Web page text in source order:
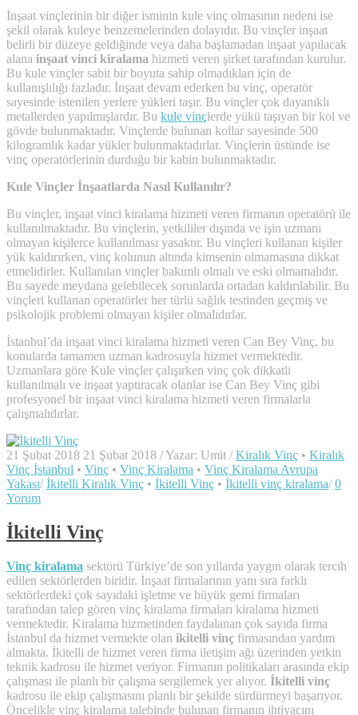
İnşaat vinçlerinin bir diğer isminin kule vinç olmasının nedeni ise
şekil olarak kuleye benzemelerinden dolayıdır. Bu vinçler inşaat
belirli bir düzeye geldiğinde veya daha başlamadan inşaat yapılacak
alana inşaat vinci kiralama hizmeti veren şirket tarafından kurulur.
Bu kule vinçler sabit bir boyuta sahip olmadıkları için de
kullanışlılığı fazladır. İnşaat devam ederken bu vinç, operatör
sayesinde istenilen yerlere yükleri taşır. Bu vinçler çok dayanıklı
metallerden yapılmışlardır. Bu kule vinçlerde yükü taşıyan bir kol ve
gövde bulunmaktadır. Vinçlerde bulunan kollar sayesinde 500
kilogramlık kadar yükler bulunmaktadırlar. Vinçlerin üstünde ise
vinç operatörlerinin durduğu bir kabin bulunmaktadır.
Kule Vinçler İnşaatlarda Nasıl Kullanılır?
Bu vinçler, inşaat vinci kiralama hizmeti veren firmanın operatörü ile
kullanılmaktadır. Bu vinçlerin, yetkililer dışında ve işin uzmanı
olmayan kişilerce kullanılması yasaktır. Bu vinçleri kullanan kişiler
yük kaldırırken, vinç kolunun altında kimsenin olmamasına dikkat
etmelidirler. Kullanılan vinçler bakımlı olmalı ve eski olmamalıdır.
Bu sayede meydana gelebilecek sorunlarda ortadan kaldırılabilir. Bu
vinçleri kullanan operatörler her türlü sağlık testinden geçmiş ve
psikolojik problemi olmayan kişiler olmalıdırlar.
İstanbul’da inşaat vinci kiralama hizmeti veren Can Bey Vinç, bu
konularda tamamen uzman kadrosuyla hizmet vermektedir.
Uzmanlara göre Kule vinçler çalışırken vinç çok dikkatli
kullanılmalı ve inşaat yaptıracak olanlar ise Can Bey Vinç gibi
profesyonel bir inşaat vinci kiralama hizmeti veren firmalarla
çalışmalıdırlar.
21 Şubat 2018 21 Şubat 2018 /Yazar: Umit / Kiralık Vinç • Kiralık
Vinç İstanbul • Vinç • Vinç Kiralama • Vinç Kiralama Avrupa
Yakası/ İkitelli Kiralık Vinç • İkitelli Vinç • İkitelli vinç kiralama/ 0
Yorum
İkitelli Vinç
Vinç kiralama sektörü Türkiye’de son yıllarda yaygın olarak tercih
edilen sektörlerden biridir. İnşaat firmalarının yanı sıra farklı
sektörlerdeki çok sayıdaki işletme ve büyük gemi firmaları
tarafından talep gören vinç kiralama firmaları kiralama hizmeti
vermektedir. Kiralama hizmetinden faydalanan çok sayıda firma
İstanbul da hizmet vermekte olan ikitelli vinç firmasından yardım
almakta. İkitelli de hizmet veren firma iletişim ağı üzerinden yetkin
teknik kadrosu ile hizmet veriyor. Firmanın politikaları arasında ekip
çalışması ile planlı bir çalışma sergilemek yer alıyor. İkitelli vinç
kadrosu ile ekip çalışmasını planlı bir şekilde sürdürmeyi başarıyor.
Öncelikle vinç kiralama talebinde bulunan firmanın ihtiyacını